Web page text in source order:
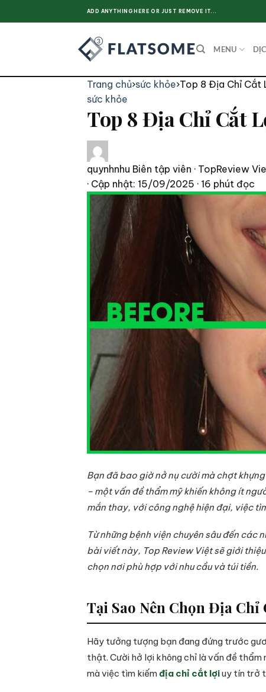
to
ADD ANYTHING HERE OR JUST REMOVE IT...
MENU
Trang chủ›sức khỏe›Top 8 Địa Chỉ Cắt
sức khỏe
Top 8 Địa Chỉ Cắt
quynhnhu Biên tập viên · TopReview
· Cập nhật: 15/09/2025 · 16 phút đọc
Bạn đã bao giờ nở nụ cười mà chợt
– một vấn đề thẩm mỹ khiến không ít
mắn thay, với công nghệ hiện đại, việc
Từ những bệnh viện chuyên sâu đến
bài viết này, Top Review Việt sẽ giới
chọn nơi phù hợp với nhu cầu và túi tiền.
Tại Sao Nên Chọn Địa
Hãy tưởng tượng bạn đang đứng trước
thật. Cười hở lợi không chỉ là vấn đề thẩm
mà việc tìm kiếmđịa chỉ cắt lợiuy tín trở